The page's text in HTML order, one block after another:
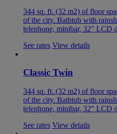
344 sq. ft. (32 m2) of floor
of the city. Bathtub with
telephone, minibar, 32" LCD
See rates View details
Classic Twin
344 sq. ft. (32 m2) of floor
of the city. Bathtub with
telephone, minibar, 32" LCD
See rates View details